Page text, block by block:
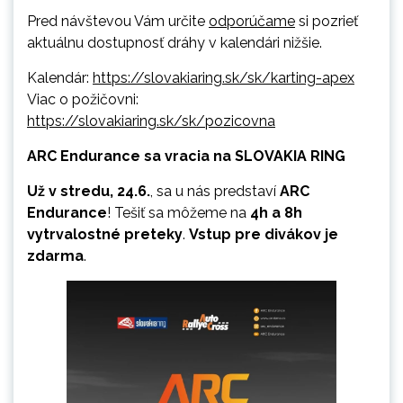
Pred návštevou Vám určite odporúčame si pozrieť
aktuálnu dostupnosť dráhy v kalendári nižšie.
Kalendár: https://slovakiaring.sk/sk/karting-apex
Viac o požičovni:
https://slovakiaring.sk/sk/pozicovna
ARC Endurance sa vracia na SLOVAKIA RING
Už v stredu, 24.6., sa u nás predstaví ARC
Endurance! Tešiť sa môžeme na 4h a 8h
vytrvalostné preteky. Vstup pre divákov je
zdarma.